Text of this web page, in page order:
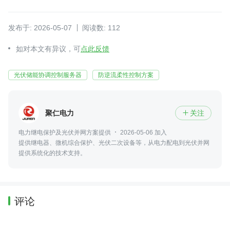
发布于: 2026-05-07 阅读数: 112
如对本文有异议，可点此反馈
光伏储能协调控制服务器 防逆流柔性控制方案
聚仁电力  关注
电力继电保护及光伏并网方案提供
2026-05-06 加入
提供继电器、微机综合保护、光伏二次设备等，从电力配电到光伏并网
提供系统化的技术支持。
评论